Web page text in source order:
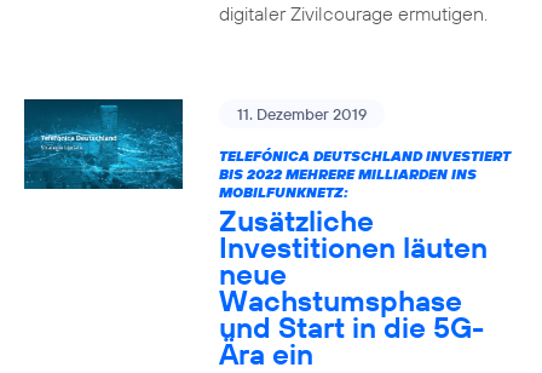
digitaler Zivilcourage ermutigen.
11. Dezember 2019
TELEFÓNICA DEUTSCHLAND INVESTIERT
BIS 2022 MEHRERE MILLIARDEN INS
MOBILFUNKNETZ:
Zusätzliche
Investitionen läuten
neue
Wachstumsphase
und Start in die 5G-
Ära ein